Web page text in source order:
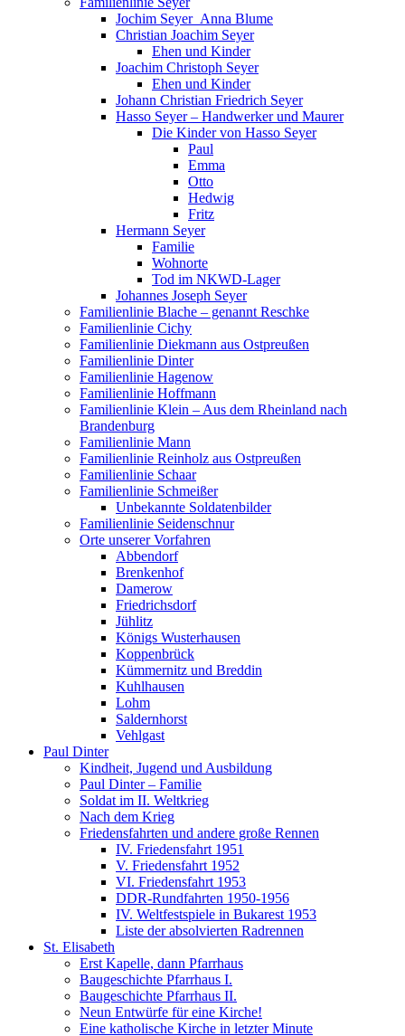
Jochim Seyer_Anna Blume
Christian Joachim Seyer
Ehen und Kinder
Joachim Christoph Seyer
Ehen und Kinder
Johann Christian Friedrich Seyer
Hasso Seyer – Handwerker und Maurer
Die Kinder von Hasso Seyer
Paul
Emma
Otto
Hedwig
Fritz
Hermann Seyer
Familie
Wohnorte
Tod im NKWD-Lager
Johannes Joseph Seyer
Familienlinie Blache – genannt Reschke
Familienlinie Cichy
Familienlinie Diekmann aus Ostpreußen
Familienlinie Dinter
Familienlinie Hagenow
Familienlinie Hoffmann
Familienlinie Klein – Aus dem Rheinland nach
Brandenburg
Familienlinie Mann
Familienlinie Reinholz aus Ostpreußen
Familienlinie Schaar
Familienlinie Schmeißer
Unbekannte Soldatenbilder
Familienlinie Seidenschnur
Orte unserer Vorfahren
Abbendorf
Brenkenhof
Damerow
Friedrichsdorf
Jühlitz
Königs Wusterhausen
Koppenbrück
Kümmernitz und Breddin
Kuhlhausen
Lohm
Saldernhorst
Vehlgast
Paul Dinter
Kindheit, Jugend und Ausbildung
Paul Dinter – Familie
Soldat im II. Weltkrieg
Nach dem Krieg
Friedensfahrten und andere große Rennen
IV. Friedensfahrt 1951
V. Friedensfahrt 1952
VI. Friedensfahrt 1953
DDR-Rundfahrten 1950-1956
IV. Weltfestspiele in Bukarest 1953
Liste der absolvierten Radrennen
St. Elisabeth
Erst Kapelle, dann Pfarrhaus
Baugeschichte Pfarrhaus I.
Baugeschichte Pfarrhaus II.
Neun Entwürfe für eine Kirche!
Eine katholische Kirche in letzter Minute